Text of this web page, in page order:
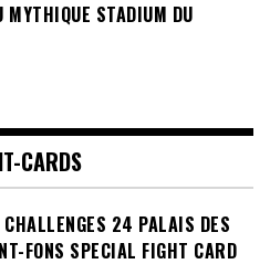
MYTHIQUE STADIUM DU
CARDS
24 PALAIS DES
FONS SPECIAL FIGHT CARD